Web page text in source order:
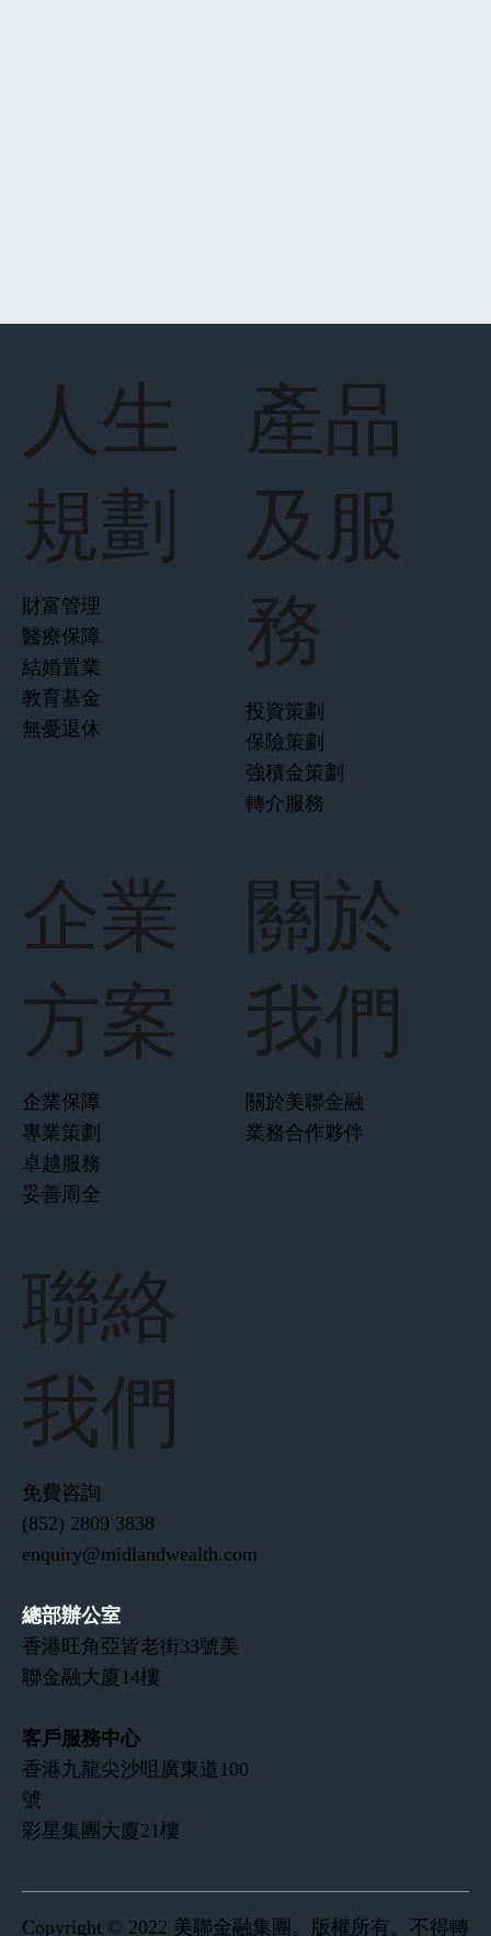
人生
規劃
財富管理
醫療保障
結婚置業
教育基金
無憂退休
產品
及服
務
投資策劃
保險策劃
強積金策劃
轉介服務
企業
方案
企業保障
專業策劃
卓越服務
妥善周全
關於
我們
關於美聯金融
業務合作夥伴
聯絡
我們
免費咨詢
(852) 2809 3838
enquiry@midlandwealth.com
總部辦公室
香港旺角亞皆老街33號美
聯金融大廈14樓
客戶服務中心
​香港九龍尖沙咀廣東道100
號
彩星集團大廈21樓
Copyright © 2022 美聯金融集團。版權所有。不得轉